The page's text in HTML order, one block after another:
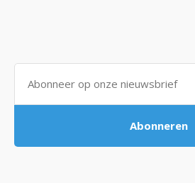
Abonneren